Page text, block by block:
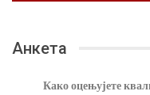
Анкета
Како оцењујете